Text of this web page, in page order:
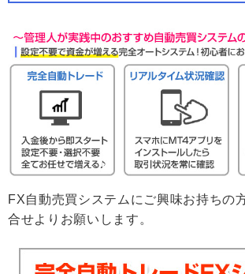
FX自動売買システムにご興味お持ちの
合せよりお願いします。